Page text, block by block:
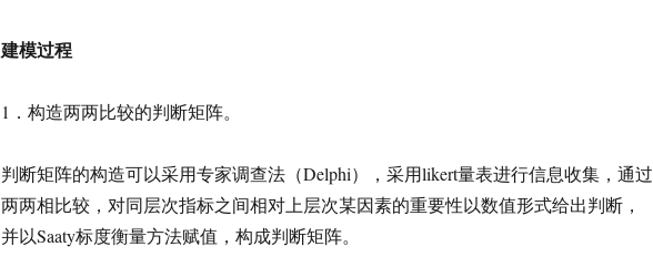
建模过程
1．构造两两比较的判断矩阵。
判断矩阵的构造可以采用专家调查法（Delphi），采用likert量表进行信息收集，通过
两两相比较，对同层次指标之间相对上层次某因素的重要性以数值形式给出判断，
并以Saaty标度衡量方法赋值，构成判断矩阵。